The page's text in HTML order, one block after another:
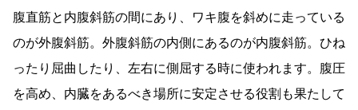
腹直筋と内腹斜筋の間にあり、ワキ腹を斜めに走っている
のが外腹斜筋。外腹斜筋の内側にあるのが内腹斜筋。ひね
ったり屈曲したり、左右に側屈する時に使われます。腹圧
を高め、内臓をあるべき場所に安定させる役割も果たして